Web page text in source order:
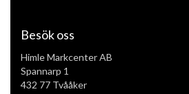
Besök oss
Himle Markcenter AB
Spannarp 1
432 77 Tvååker